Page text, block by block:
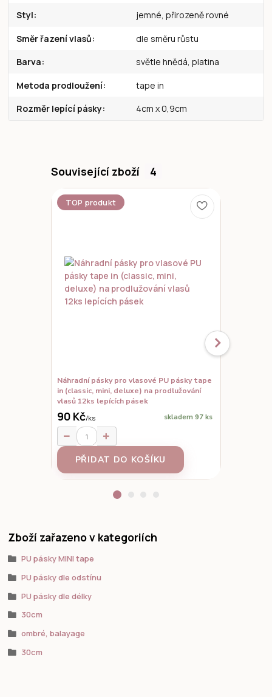
Styl jemné, přirozeně rovné
Směr řazení vlasů dle směru růstu
Barva světle hnědá, platina
Metoda prodloužení tape in
Rozměr lepící pásky 4cm x 0,9cm
Související zboží 4
TOP produkt
Náhradní pásky pro vlasové PU pásky tape
in (classic, mini, deluxe) na prodlužování
vlasů 12ks lepících pásek
90 Kč/ks skladem 97 ks
PŘIDAT DO KOŠÍKU
Zboží zařazeno v kategoriích
PU pásky MINI tape
PU pásky dle odstínu
PU pásky dle délky
30cm
ombré, balayage
30cm